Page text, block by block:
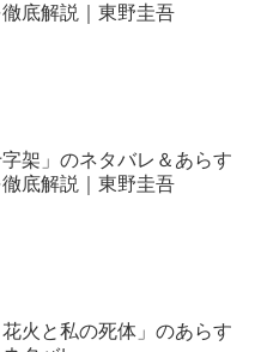
底解説｜東野圭吾
字架」のネタバレ＆あらす
底解説｜東野圭吾
火と私の死体」のあらす